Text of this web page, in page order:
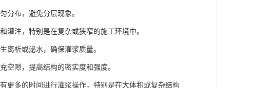
分布，避免分层现象。
灌注，特别是在复杂或狭窄的施工环境中。
离析或泌水，确保灌浆质量。
空隙，提高结构的密实度和强度。
更多的时间进行灌浆操作，特别是在大体积或复杂结构